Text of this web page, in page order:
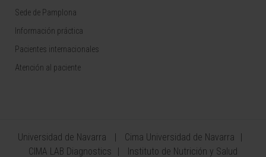
Sede de Pamplona
Información práctica
Pacientes internacionales
Atención al paciente
Universidad de Navarra
Cima Universidad de Navarra
CIMA LAB Diagnostics
Instituto de Nutrición y Salud